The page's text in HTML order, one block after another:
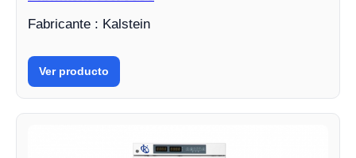
Fabricante : Kalstein
Ver producto